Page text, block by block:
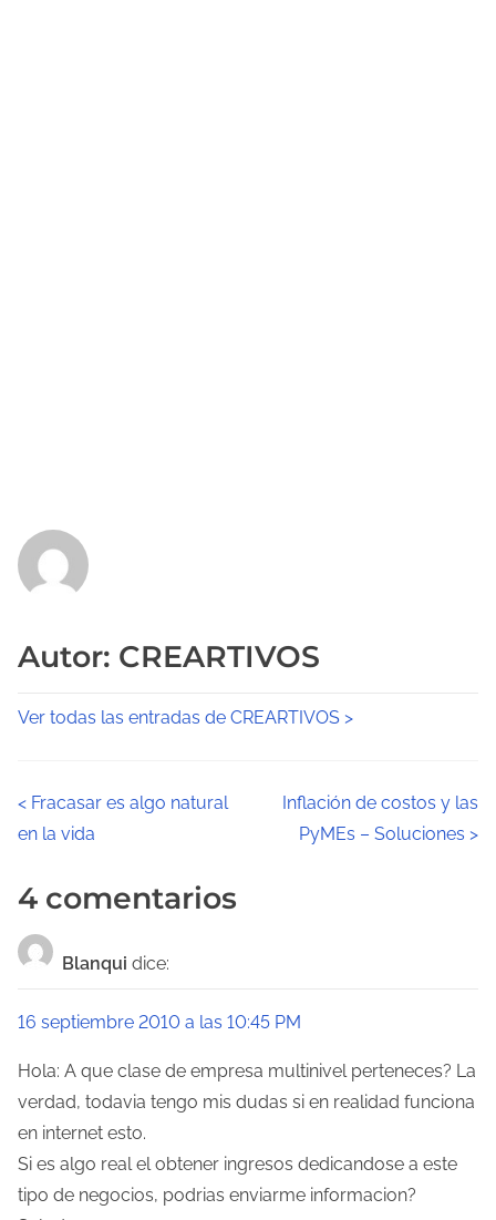
Autor: CREARTIVOS
Ver todas las entradas de CREARTIVOS >
N
a
v
e
a
c
i
ó
n
< Fracasar es algo natural
en la vida
Inflación de costos y las
PyMEs – Soluciones >
4 comentarios
Blanqui dice:
16 septiembre 2010 a las 10:45 PM
Hola: A que clase de empresa multinivel perteneces? La
verdad, todavia tengo mis dudas si en realidad funciona
en internet esto.
Si es algo real el obtener ingresos dedicandose a este
tipo de negocios, podrias enviarme informacion?